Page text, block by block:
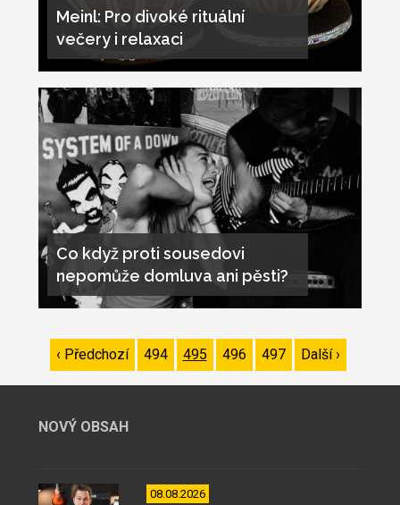
Meinl: Pro divoké rituální
večery i relaxaci
Co když proti sousedovi
nepomůže domluva ani pěsti?
Pagination
Předchozí
stránka
‹ Předchozí Page
494 Page
495 Page
496 Page
497
Následující
stránka
Další ›
NOVÝ OBSAH
08.08.2026